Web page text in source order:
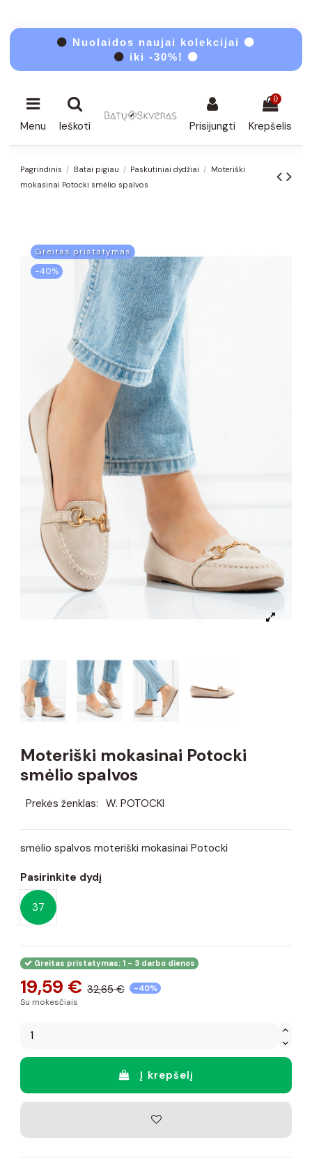
⚫ Nuolaidos naujai kolekcijai ⚫
⚫ iki -30%! ⚫
Menu Ieškoti Prisijungti
0
Krepšelis
Pagrindinis Batai pigiau Paskutiniai dydžiai
Moteriški
mokasinai Potocki smėlio spalvos
Greitas pristatymas
−40%
Moteriški mokasinai Potocki
smėlio spalvos
Prekės ženklas: W. POTOCKI
smėlio spalvos moteriški mokasinai Potocki
Pasirinkite dydį
37
Greitas pristatymas: 1 - 3 darbo dienos
19,59 € 32,65 € -40%
Su mokesčiais
Į krepšelį